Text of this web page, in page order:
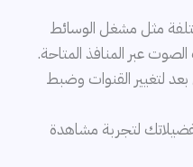
مثل مشغل الوسائط
عبر المنافذ المتاحة.
لتغيير القنوات وضبط
لتجربة مشاهدة